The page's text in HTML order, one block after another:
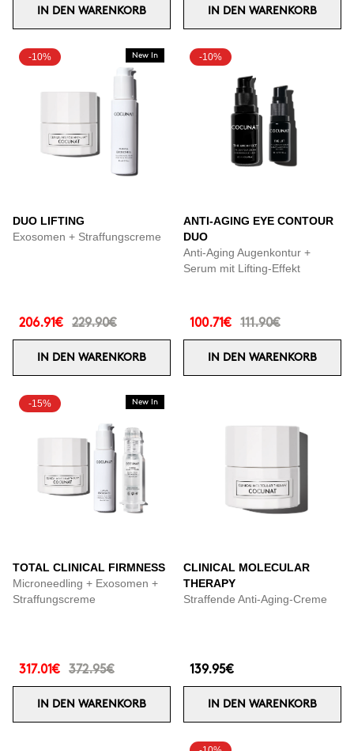
IN DEN WARENKORB IN DEN WARENKORB
-10% New In
DUO LIFTING
Exosomen + Straffungscreme
206.91€ 229.90€
IN DEN WARENKORB
-10%
ANTI-AGING EYE CONTOUR
DUO
Anti-Aging Augenkontur +
Serum mit Lifting-Effekt
100.71€ 111.90€
IN DEN WARENKORB
-15% New In
TOTAL CLINICAL FIRMNESS
Microneedling + Exosomen +
Straffungscreme
317.01€ 372.95€
IN DEN WARENKORB
CLINICAL MOLECULAR
THERAPY
Straffende Anti-Aging-Creme
139.95€
IN DEN WARENKORB